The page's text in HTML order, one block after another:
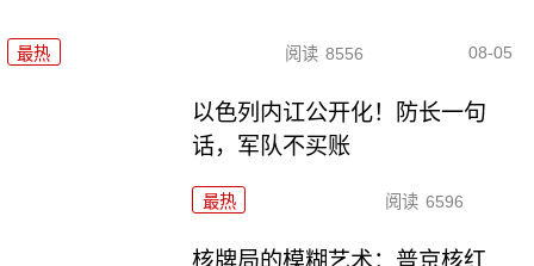
最热 阅读 8556 08-05
以色列内讧公开化！防长一句
话，军队不买账
最热 阅读 6596
核牌局的模糊艺术：普京核红